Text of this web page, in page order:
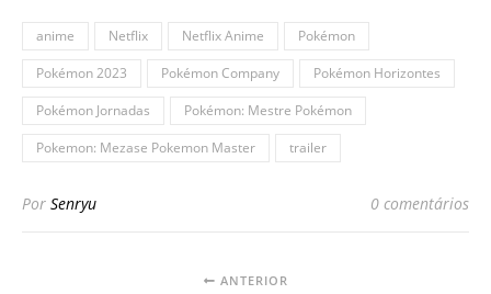
anime Netflix Netflix Anime
Pokémon
Pokémon 2023
Pokémon Company
Pokémon Horizontes
Pokémon Jornadas
Pokémon: Mestre Pokémon
Pokemon: Mezase Pokemon Master
trailer
Por Senryu 0 comentários
ANTERIOR